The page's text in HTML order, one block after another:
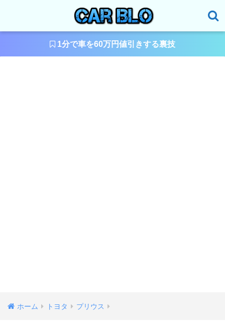
1分で車を60万円値引きする裏技
ホーム トヨタ プリウス